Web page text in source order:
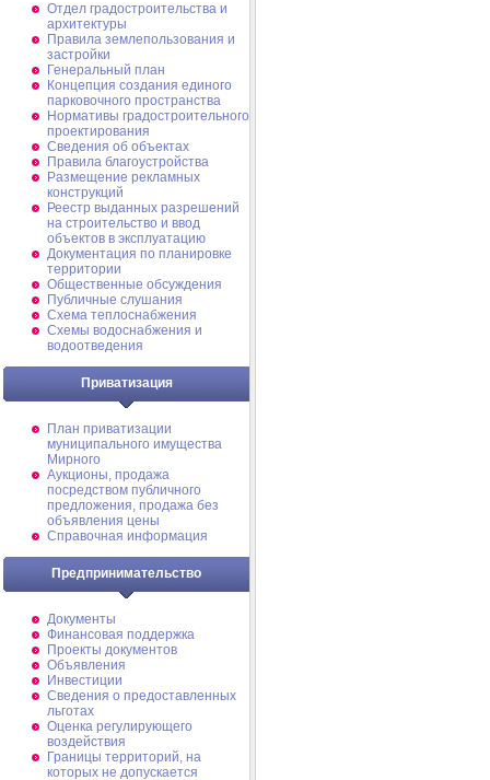
Отдел градостроительства и
архитектуры
Правила землепользования и
застройки
Генеральный план
Концепция создания единого
парковочного пространства
Нормативы градостроительного
проектирования
Сведения об объектах
Правила благоустройства
Размещение рекламных
конструкций
Реестр выданных разрешений
на строительство и ввод
объектов в эксплуатацию
Документация по планировке
территории
Общественные обсуждения
Публичные слушания
Схема теплоснабжения
Схемы водоснабжения и
водоотведения
Приватизация
План приватизации
муниципального имущества
Мирного
Аукционы, продажа
посредством публичного
предложения, продажа без
объявления цены
Справочная информация
Предпринимательство
Документы
Финансовая поддержка
Проекты документов
Объявления
Инвестиции
Сведения о предоставленных
льготах
Оценка регулирующего
воздействия
Границы территорий, на
которых не допускается